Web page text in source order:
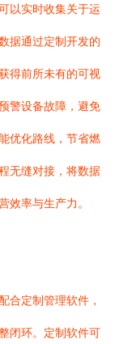
以实时收集关于运
据通过定制开发的
得前所未有的可视
警设备故障，避免
优化路线，节省燃
无缝对接，将数据
效率与生产力。
合定制管理软件，
闭环。定制软件可